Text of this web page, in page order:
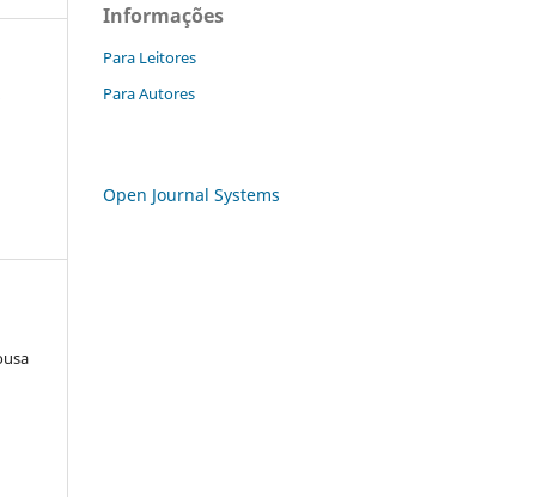
Informações
Para Leitores
Para Autores
Open Journal Systems